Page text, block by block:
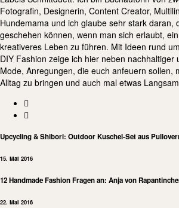
Fotografin, Designerin, Content Creator,
Hundemama und ich glaube sehr stark daran,
geschehen können, wenn man sich erlaubt,
kreativeres Leben zu führen. Mit Ideen rund
DIY Fashion zeige ich hier neben nachhaltiger
Mode, Anregungen, die euch anfeuern sollen,
Alltag zu bringen und auch mal etwas
Upcycling & Shibori: Outdoor Kuschel-Set aus
15. Mai 2016
12 Handmade Fashion Fragen an: Anja von
22. Mai 2016